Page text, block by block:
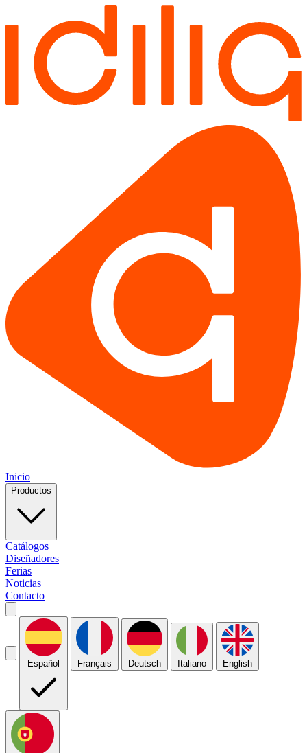
Inicio
Productos
Catálogos
Diseñadores
Ferias
Noticias
Contacto
Español Français Deutsch Italiano English